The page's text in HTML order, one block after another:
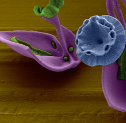
BONAPARTE
BRITSKÁ
KRÁLOVSKÁ
RODINA